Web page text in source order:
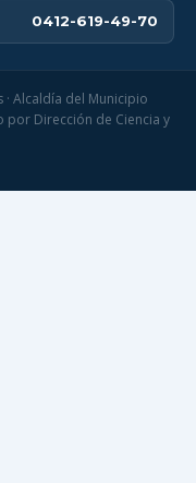
0412-619-49-70
Alcaldía del Municipio
por Dirección de Ciencia y